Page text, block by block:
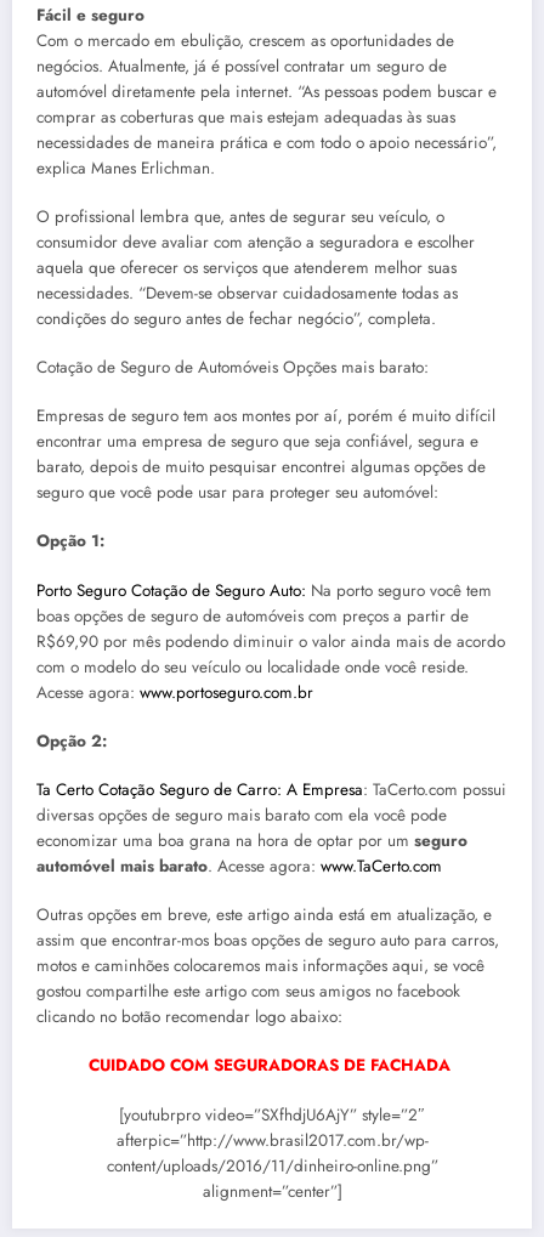
Fácil e seguro
Com o mercado em ebulição, crescem as oportunidades de
negócios. Atualmente, já é possível contratar um seguro de
automóvel diretamente pela internet. “As pessoas podem buscar e
comprar as coberturas que mais estejam adequadas às suas
necessidades de maneira prática e com todo o apoio necessário”,
explica Manes Erlichman.
O profissional lembra que, antes de segurar seu veículo, o
consumidor deve avaliar com atenção a seguradora e escolher
aquela que oferecer os serviços que atenderem melhor suas
necessidades. “Devem-se observar cuidadosamente todas as
condições do seguro antes de fechar negócio”, completa.
Cotação de Seguro de Automóveis Opções mais barato:
Empresas de seguro tem aos montes por aí, porém é muito difícil
encontrar uma empresa de seguro que seja confiável, segura e
barato, depois de muito pesquisar encontrei algumas opções de
seguro que você pode usar para proteger seu automóvel:
Opção 1:
Porto Seguro Cotação de Seguro Auto: Na porto seguro você tem
boas opções de seguro de automóveis com preços a partir de
R$69,90 por mês podendo diminuir o valor ainda mais de acordo
com o modelo do seu veículo ou localidade onde você reside.
Acesse agora: www.portoseguro.com.br
Opção 2:
Ta Certo Cotação Seguro de Carro: A Empresa: TaCerto.com possui
diversas opções de seguro mais barato com ela você pode
economizar uma boa grana na hora de optar por um seguro
automóvel mais barato. Acesse agora: www.TaCerto.com
Outras opções em breve, este artigo ainda está em atualização, e
assim que encontrar-mos boas opções de seguro auto para carros,
motos e caminhões colocaremos mais informações aqui, se você
gostou compartilhe este artigo com seus amigos no facebook
clicando no botão recomendar logo abaixo:
CUIDADO COM SEGURADORAS DE FACHADA
[youtubrpro video=”SXfhdjU6AjY” style=”2″
afterpic=”http://www.brasil2017.com.br/wp-
content/uploads/2016/11/dinheiro-online.png”
alignment=”center”]